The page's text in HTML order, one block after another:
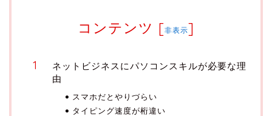
コンテンツ [非表示]
ネットビジネスにパソコンスキルが必要な理
由
スマホだとやりづらい
タイピング速度が桁違い